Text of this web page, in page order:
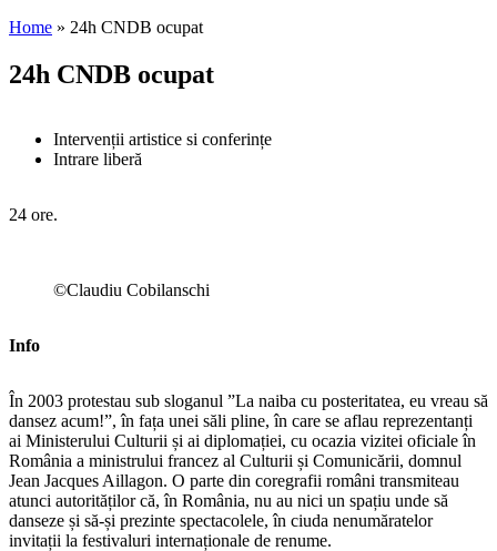
Home » 24h CNDB ocupat
24h CNDB ocupat
Intervenții artistice si conferințe
Intrare liberă
24 ore.
©Claudiu Cobilanschi
Info
În 2003 protestau sub sloganul ”La naiba cu posteritatea, eu vreau să
dansez acum!”, în fața unei săli pline, în care se aflau reprezentanți
ai Ministerului Culturii și ai diplomației, cu ocazia vizitei oficiale în
România a ministrului francez al Culturii și Comunicării, domnul
Jean Jacques Aillagon. O parte din coregrafii români transmiteau
atunci autorităților că, în România, nu au nici un spațiu unde să
danseze și să-și prezinte spectacolele, în ciuda nenumăratelor
invitații la festivaluri internaționale de renume.